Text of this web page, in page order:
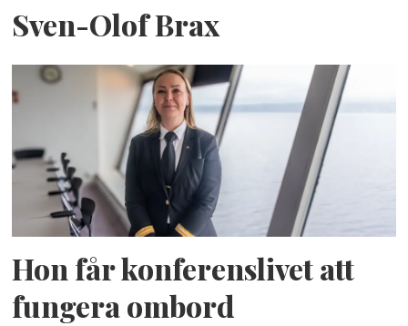
Sven-Olof Brax
Hon får konferenslivet att
fungera ombord